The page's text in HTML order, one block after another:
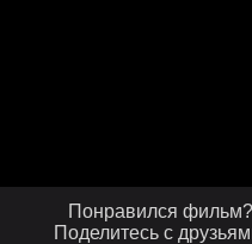
Понравился фильм?
Поделитесь с